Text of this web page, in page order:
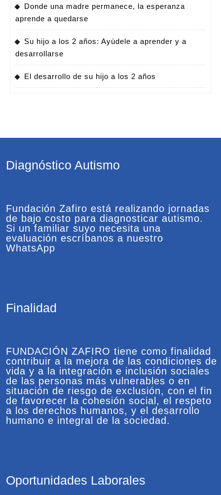
Donde una madre permanece, la esperanza
aprende a quedarse
Su hijo a los 2 años: Ayúdele a aprender y a
desarrollarse
El desarrollo de su hijo a los 2 años
Diagnóstico Autismo
Fundación Zafiro está realizando jornadas
de bajo costo para diagnosticar autismo.
Si un familiar suyo necesita una
evaluación escríbanos a nuestro
WhatsApp
Finalidad
FUNDACIÓN ZAFIRO tiene como finalidad
contribuir a la mejora de las condiciones de
vida y a la integración e inclusión sociales
de las personas más vulnerables o en
situación de riesgo de exclusión, con el fin
de favorecer la cohesión social, el respeto
a los derechos humanos, y el desarrollo
humano e integral de la sociedad.
Oportunidades Laborales